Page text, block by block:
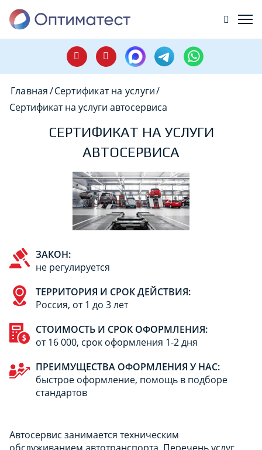
Главная/Сертификат на услуги/
Сертификат на услуги автосервиса
СЕРТИФИКАТ НА УСЛУГИ
АВТОСЕРВИСА
ЗАКОН:
не регулируется
ТЕРРИТОРИЯ И СРОК ДЕЙСТВИЯ:
Россия, от 1 до 3 лет
СТОИМОСТЬ И СРОК ОФОРМЛЕНИЯ:
от 16 000, срок оформления 1-2 дня
ПРЕИМУЩЕСТВА ОФОРМЛЕНИЯ У НАС:
быстрое оформление, помощь в подборе
стандартов
Автосервис занимается техническим